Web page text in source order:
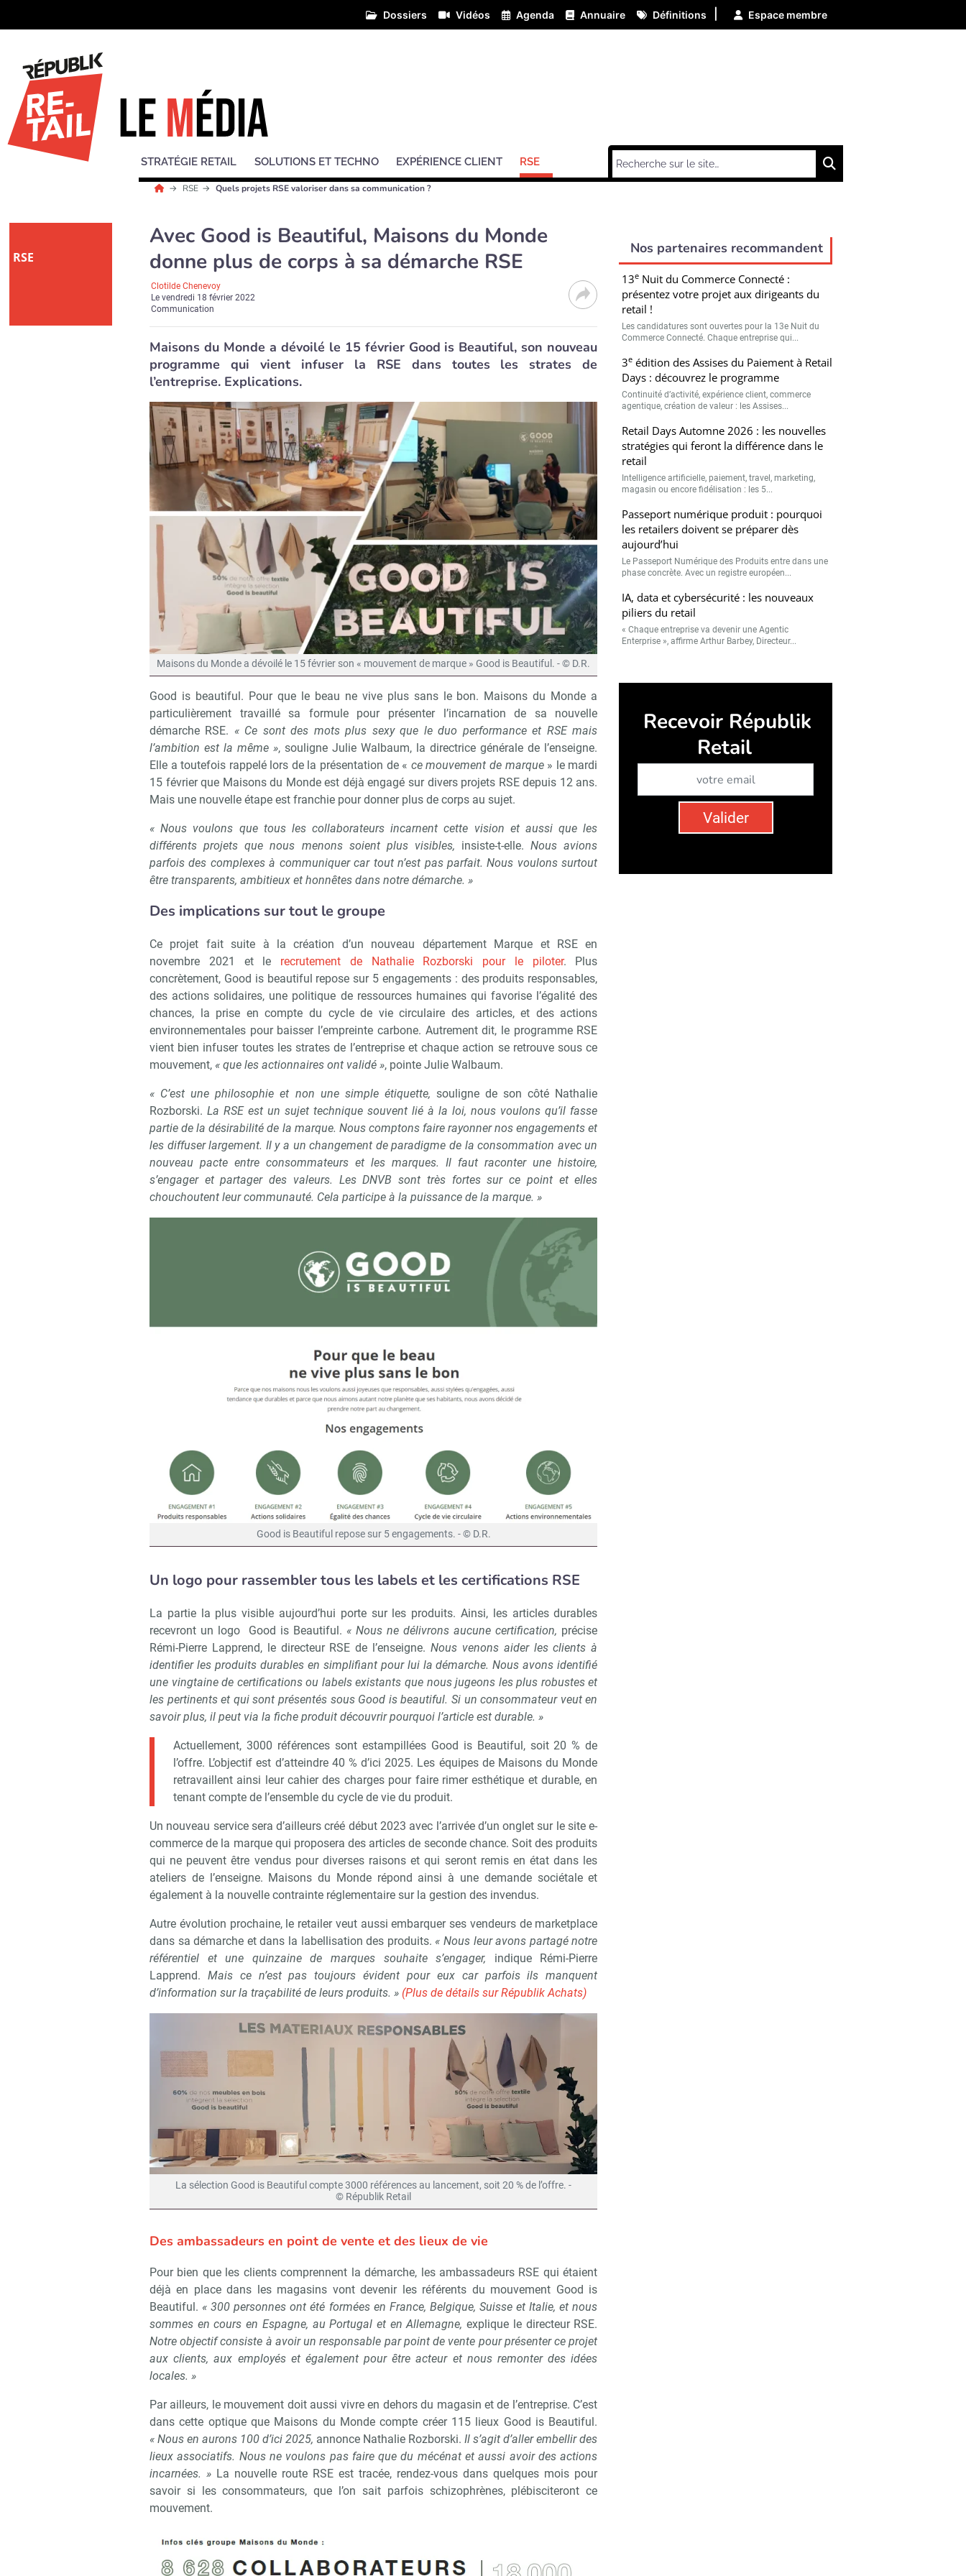
Dossiers Vidéos Agenda Annuaire Définitions Espace membre
STRATÉGIE RETAIL SOLUTIONS ET TECHNO EXPÉRIENCE CLIENT RSE
RSE Quels projets RSE valoriser dans sa communication ?
RSE
Avec Good is Beautiful, Maisons du Monde
donne plus de corps à sa démarche RSE
Clotilde Chenevoy
Levendredi 18 février 2022
Communication
Maisons du Monde a dévoilé le 15 février Good is Beautiful, son nouveau
programme qui vient infuser la RSE dans toutes les strates de
l’entreprise. Explications.
Maisons du Monde a dévoilé le 15 février son « mouvement de marque » Good is Beautiful. - © D.R.
Good is beautiful. Pour que le beau ne vive plus sans le bon. Maisons du Monde a
particulièrement travaillé sa formule pour présenter l’incarnation de sa nouvelle
démarche RSE. « Ce sont des mots plus sexy que le duo performance et RSE mais
l’ambition est la même », souligne Julie Walbaum, la directrice générale de l’enseigne.
Elle a toutefois rappelé lors de la présentation de « ce mouvement de marque» le mardi
15 février que Maisons du Monde est déjà engagé sur divers projets RSE depuis 12 ans.
Mais une nouvelle étape est franchie pour donner plus de corps au sujet.
« Nous voulons que tous les collaborateurs incarnent cette vision et aussi que les
différents projets que nous menons soient plus visibles, insiste-t-elle.Nous avions
parfois des complexes à communiquer car tout n’est pas parfait. Nous voulons surtout
être transparents, ambitieux et honnêtes dans notre démarche. »
Des implications sur tout le groupe
Ce projet fait suite à la création d’un nouveau département Marque et RSE en
novembre 2021 et le recrutement de Nathalie Rozborski pour le piloter. Plus
concrètement, Good is beautiful repose sur 5 engagements : des produits responsables,
des actions solidaires, une politique de ressources humaines qui favorise l’égalité des
chances, la prise en compte du cycle de vie circulaire des articles, et des actions
environnementales pour baisser l’empreinte carbone. Autrement dit, le programme RSE
vient bien infuser toutes les strates de l’entreprise et chaque action se retrouve sous ce
mouvement, « que les actionnaires ont validé », pointe Julie Walbaum.
« C’est une philosophie et non une simple étiquette, souligne de son côté Nathalie
Rozborski.La RSE est un sujet technique souvent lié à la loi, nous voulons qu’il fasse
partie de la désirabilité de la marque. Nous comptons faire rayonner nos engagements et
les diffuser largement. Il y a un changement de paradigme de la consommation avec un
nouveau pacte entre consommateurs et les marques. Il faut raconter une histoire,
s’engager et partager des valeurs. Les DNVB sont très fortes sur ce point et elles
chouchoutent leur communauté. Cela participe à la puissance de la marque. »
Good is Beautiful repose sur 5 engagements. - © D.R.
Un logo pour rassembler tous les labels et les certifications RSE
La partie la plus visible aujourd’hui porte sur les produits. Ainsi, les articles durables
recevront un logo Good is Beautiful. « Nous ne délivrons aucune certification, précise
Rémi-Pierre Lapprend, le directeur RSE de l’enseigne.Nous venons aider les clients à
identifier les produits durables en simplifiant pour lui la démarche. Nous avons identifié
une vingtaine de certifications ou labels existants que nous jugeons les plus robustes et
les pertinents et qui sont présentés sous Good is beautiful. Si un consommateur veut en
savoir plus, il peut via la fiche produit découvrir pourquoi l’article est durable. »
Actuellement, 3000 références sont estampillées Good is Beautiful, soit 20 % de
l’offre. L’objectif est d’atteindre 40 % d’ici 2025. Les équipes de Maisons du Monde
retravaillent ainsi leur cahier des charges pour faire rimer esthétique et durable, en
tenant compte de l’ensemble du cycle de vie du produit.
Un nouveau service sera d’ailleurs créé début 2023 avec l’arrivée d’un onglet sur le site e-
commerce de la marque qui proposera des articles de seconde chance. Soit des produits
qui ne peuvent être vendus pour diverses raisons et qui seront remis en état dans les
ateliers de l’enseigne. Maisons du Monde répond ainsi à une demande sociétale et
également à la nouvelle contrainte réglementaire sur la gestion des invendus.
Autre évolution prochaine, le retailer veut aussi embarquer ses vendeurs de marketplace
dans sa démarche et dans la labellisation des produits. « Nous leur avons partagé notre
référentiel et une quinzaine de marques souhaite s’engager, indique Rémi-Pierre
Lapprend. Mais ce n’est pas toujours évident pour eux car parfois ils manquent
d’information sur la traçabilité de leurs produits. » (Plus de détails sur Républik Achats)
La sélection Good is Beautiful compte 3000 références au lancement, soit 20 % de l’offre. -
© Républik Retail
Des ambassadeurs en point de vente et des lieux de vie
Pour bien que les clients comprennent la démarche, les ambassadeurs RSE qui étaient
déjà en place dans les magasins vont devenir les référents du mouvement Good is
Beautiful. « 300 personnes ont été formées en France, Belgique, Suisse et Italie, et nous
sommes en cours en Espagne, au Portugal et en Allemagne, explique le directeur RSE.
Notre objectif consiste à avoir un responsable par point de vente pour présenter ce projet
aux clients, aux employés et également pour être acteur et nous remonter des idées
locales. »
Par ailleurs, le mouvement doit aussi vivre en dehors du magasin et de l’entreprise. C’est
dans cette optique que Maisons du Monde compte créer 115 lieux Good is Beautiful.
« Nous en aurons 100 d’ici 2025, annonce Nathalie Rozborski.Il s’agit d’aller embellir des
lieux associatifs. Nous ne voulons pas faire que du mécénat et aussi avoir des actions
incarnées. » La nouvelle route RSE est tracée, rendez-vous dans quelques mois pour
savoir si les consommateurs, que l’on sait parfois schizophrènes, plébisciteront ce
mouvement.
Nos partenaires recommandent
13eNuit du Commerce Connecté :
présentez votre projet aux dirigeants du
retail !
Les candidatures sont ouvertes pour la 13e Nuit du
Commerce Connecté. Chaque entreprise qui...
3eédition des Assises du Paiement à Retail
Days : découvrez le programme
Continuité d’activité, expérience client, commerce
agentique, création de valeur : les Assises...
Retail Days Automne 2026 : les nouvelles
stratégies qui feront la différence dans le
retail
Intelligence artificielle, paiement, travel, marketing,
magasin ou encore fidélisation : les 5...
Passeport numérique produit : pourquoi
les retailers doivent se préparer dès
aujourd’hui
Le Passeport Numérique des Produits entre dans une
phase concrète. Avec un registre européen...
IA, data et cybersécurité : les nouveaux
piliers du retail
« Chaque entreprise va devenir une Agentic
Enterprise », affirme Arthur Barbey, Directeur...
Recevoir Républik Retail Abonnez-vous à notre newsletter
Non merci, je reçois déjà ! Je déciderai plus tard